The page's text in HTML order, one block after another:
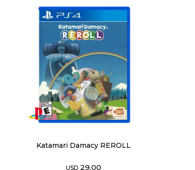
Katamari Damacy REROLL
USD 29,00